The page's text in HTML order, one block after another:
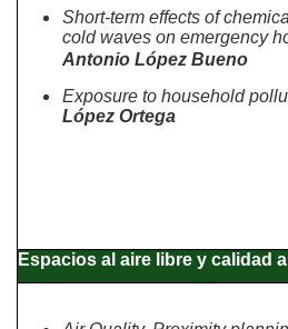
Short-term effects of
cold waves on emergency
Antonio López Bueno
Exposure to household
López Ortega
Espacios al aire libre y calidad